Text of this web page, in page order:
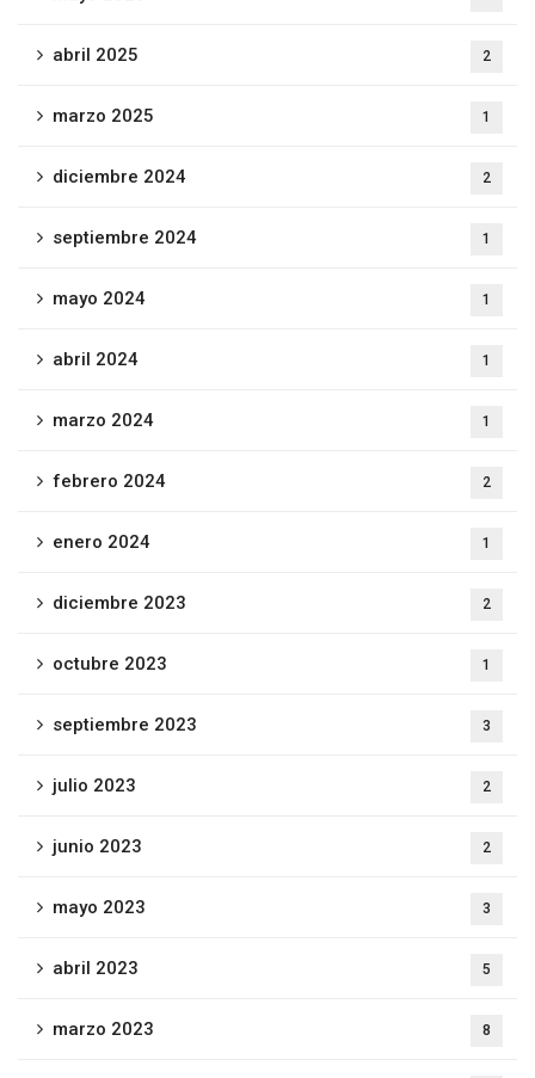
abril 2025 2
marzo 2025 1
diciembre 2024 2
septiembre 2024 1
mayo 2024 1
abril 2024 1
marzo 2024 1
febrero 2024 2
enero 2024 1
diciembre 2023 2
octubre 2023 1
septiembre 2023 3
julio 2023 2
junio 2023 2
mayo 2023 3
abril 2023 5
marzo 2023 8